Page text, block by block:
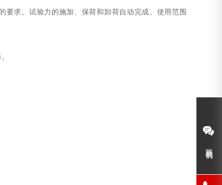
要求。试验力的施加、保荷和卸荷自动完成。使用范围